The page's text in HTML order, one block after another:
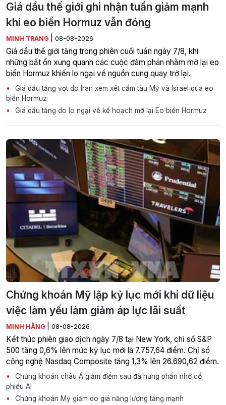
Giá dầu thế giới ghi nhận tuần giảm mạnh
khi eo biển Hormuz vẫn đóng
MINH TRANG 08-08-2026
Giá dầu thế giới tăng trong phiên cuối tuần ngày 7/8, khi
những bất ổn xung quanh các cuộc đàm phán nhằm mở lại eo
biển Hormuz khiến lo ngại về nguồn cung quay trở lại.
Giá dầu tăng vọt do Iran xem xét cấm tàu Mỹ và Israel qua eo
biển Hormuz
Giá dầu tăng do lo ngại về kế hoạch mở lại Eo biển Hormuz
Chứng khoán Mỹ lập kỷ lục mới khi dữ liệu
việc làm yếu làm giảm áp lực lãi suất
MINH HẰNG 08-08-2026
Kết thúc phiên giao dịch ngày 7/8 tại New York, chỉ số S&P
500 tăng 0,6% lên mức kỷ lục mới là 7.757,64 điểm. Chỉ số
công nghệ Nasdaq Composite tăng 1,3% lên 26.690,62 điểm.
Chứng khoán châu Á giảm điểm sau đà hưng phấn nhờ cổ
phiếu AI
Chứng khoán Mỹ giảm do giá năng lượng tăng mạnh